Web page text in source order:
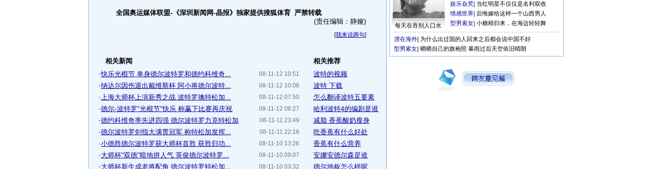
全国奥运媒体联盟-《深圳新闻网-晶报》独家提供搜狐体育 严禁转载
(责任编辑：静娅)
[我来说两句]
相关新闻
08-11-12 10:51
·快乐光棍节 单身德尔波特罗和德约科维奇...
08-11-12 10:08
·纳达尔因伤退出戴维斯杯 阿小将德尔波特...
08-11-12 07:50
· 上海大师杯上演新秀之战 波特罗擒特松加...
08-11-12 06:27
·德尔-波特罗"光棍节"快乐 称赢下比赛再庆祝
08-11-11 23:49
·德约科维奇率先进四强 德尔波特罗力克特松加
08-11-11 22:16
·德尔波特罗剑指大满贯冠军 称特松加发挥...
08-11-10 13:26
·小德胜德尔波特罗获大师杯首胜 获胜归功...
08-11-10 09:07
·大师杯"双德"暗地拼人气 英俊德尔波特罗...
08-11-10 03:32
·大师杯新生成老将配角 德尔波特罗特松加...
相关推荐
波特的视频
波特 下载
怎么翻译波特五要素
哈利波特4的编剧是谁
减脂 香蕉酸奶瘦身
吃香蕉有什么好处
香蕉有什么营养
安娜安德尔森是谁
德尔地板怎么样呢
每天在吞别人口水
娱乐旮旯 当红明星不仅仅是名利双收
情感世界 后悔嫁给这样一个山西男人
型男索女 小糖精归来，在海边轻轻舞
漂在海外 为什么出过国的人回来之后都会说中国不好
型男索女 晒晒自己的旗袍照 暴雨过后天空依旧晴朗